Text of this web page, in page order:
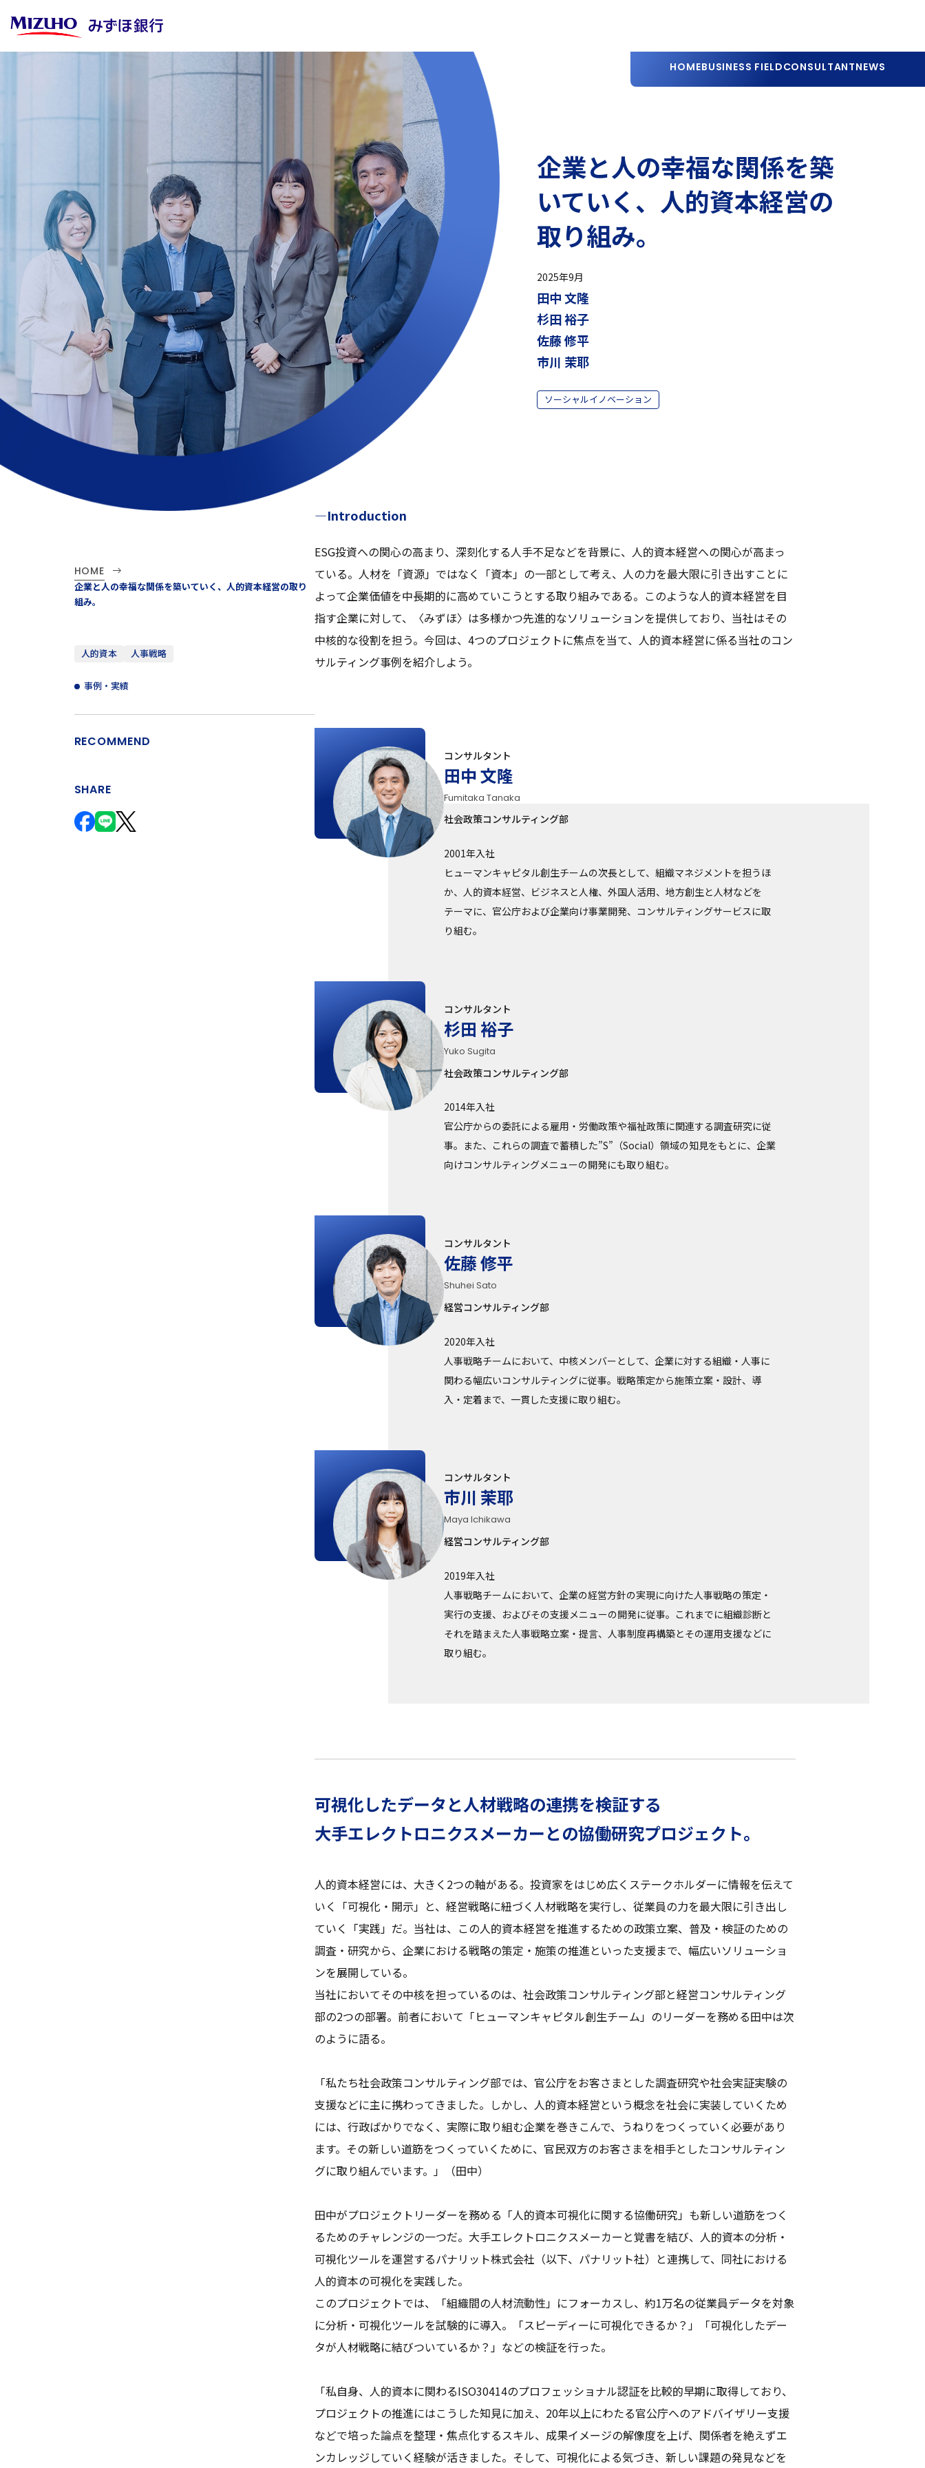
HOMEBUSINESS FIELDCONSULTANTNEWS
企業と人の幸福な関係を築
いていく、人的資本経営の
取り組み。
2025年9月
田中 文隆
杉田 裕子
佐藤 修平
市川 茉耶
ソーシャルイノベーション
HOME
企業と人の幸福な関係を築いていく、人的資本経営の取り
組み。
人的資本 人事戦略
事例・実績
RECOMMEND
SHARE
—Introduction
ESG投資への関心の高まり、深刻化する人手不足などを背景に、人的資本経営への関心が高まっ
ている。人材を「資源」ではなく「資本」の一部として考え、人の力を最大限に引き出すことに
よって企業価値を中長期的に高めていこうとする取り組みである。このような人的資本経営を目
指す企業に対して、〈みずほ〉は多様かつ先進的なソリューションを提供しており、当社はその
中核的な役割を担う。今回は、4つのプロジェクトに焦点を当て、人的資本経営に係る当社のコン
サルティング事例を紹介しよう。
コンサルタント
田中 文隆
Fumitaka Tanaka
社会政策コンサルティング部
2001年入社
ヒューマンキャピタル創生チームの次長として、組織マネジメントを担うほ
か、人的資本経営、ビジネスと人権、外国人活用、地方創生と人材などを
テーマに、官公庁および企業向け事業開発、コンサルティングサービスに取
り組む。
コンサルタント
杉田 裕子
Yuko Sugita
社会政策コンサルティング部
2014年入社
官公庁からの委託による雇用・労働政策や福祉政策に関連する調査研究に従
事。また、これらの調査で蓄積した”S”（Social）領域の知見をもとに、企業
向けコンサルティングメニューの開発にも取り組む。
コンサルタント
佐藤 修平
Shuhei Sato
経営コンサルティング部
2020年入社
人事戦略チームにおいて、中核メンバーとして、企業に対する組織・人事に
関わる幅広いコンサルティングに従事。戦略策定から施策立案・設計、導
入・定着まで、一貫した支援に取り組む。
コンサルタント
市川 茉耶
Maya Ichikawa
経営コンサルティング部
2019年入社
人事戦略チームにおいて、企業の経営方針の実現に向けた人事戦略の策定・
実行の支援、およびその支援メニューの開発に従事。これまでに組織診断と
それを踏まえた人事戦略立案・提言、人事制度再構築とその運用支援などに
取り組む。
可視化したデータと人材戦略の連携を検証する
大手エレクトロニクスメーカーとの協働研究プロジェクト。
人的資本経営には、大きく2つの軸がある。投資家をはじめ広くステークホルダーに情報を伝えて
いく「可視化・開示」と、経営戦略に紐づく人材戦略を実行し、従業員の力を最大限に引き出し
ていく「実践」だ。当社は、この人的資本経営を推進するための政策立案、普及・検証のための
調査・研究から、企業における戦略の策定・施策の推進といった支援まで、幅広いソリューショ
ンを展開している。
当社においてその中核を担っているのは、社会政策コンサルティング部と経営コンサルティング
部の2つの部署。前者において「ヒューマンキャピタル創生チーム」のリーダーを務める田中は次
のように語る。
「私たち社会政策コンサルティング部では、官公庁をお客さまとした調査研究や社会実証実験の
支援などに主に携わってきました。しかし、人的資本経営という概念を社会に実装していくため
には、行政ばかりでなく、実際に取り組む企業を巻きこんで、うねりをつくっていく必要があり
ます。その新しい道筋をつくっていくために、官民双方のお客さまを相手としたコンサルティン
グに取り組んでいます。」（田中）
田中がプロジェクトリーダーを務める「人的資本可視化に関する協働研究」も新しい道筋をつく
るためのチャレンジの一つだ。大手エレクトロニクスメーカーと覚書を結び、人的資本の分析・
可視化ツールを運営するパナリット株式会社（以下、パナリット社）と連携して、同社における
人的資本の可視化を実践した。
このプロジェクトでは、「組織間の人材流動性」にフォーカスし、約1万名の従業員データを対象
に分析・可視化ツールを試験的に導入。「スピーディーに可視化できるか？」「可視化したデー
タが人材戦略に結びついているか？」などの検証を行った。
「私自身、人的資本に関わるISO30414のプロフェッショナル認証を比較的早期に取得しており、
プロジェクトの推進にはこうした知見に加え、20年以上にわたる官公庁へのアドバイザリー支援
などで培った論点を整理・焦点化するスキル、成果イメージの解像度を上げ、関係者を絶えずエ
ンカレッジしていく経験が活きました。そして、可視化による気づき、新しい課題の発見などを